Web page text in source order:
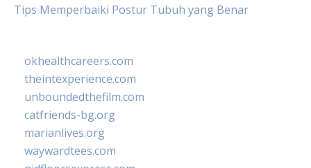
Tips Memperbaiki Postur Tubuh yang Benar
okhealthcareers.com
theintexperience.com
unboundedthefilm.com
catfriends-bg.org
marianlives.org
waywardtees.com